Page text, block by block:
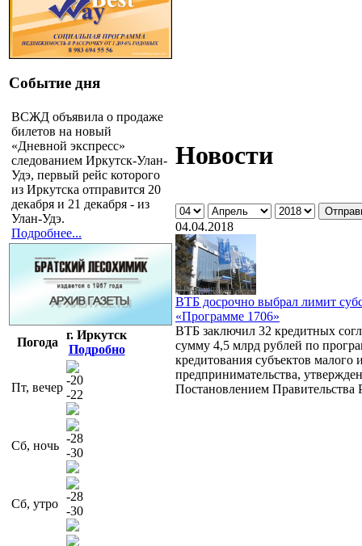
Событие дня
ВСЖД объявила о продаже
билетов на новый
«Дневной экспресс»
следованием Иркутск-Улан-
Удэ, первый рейс которого
из Иркутска отправится 20
декабря и 21 декабря - из
Улан-Удэ.
Подробнее...
Погода
г. Иркутск
Подробно
Пт, вечер
-20
-22
Сб, ночь
-28
-30
Сб, утро
-28
-30
Новости
04.04.2018
ВТБ досрочно выбрал лимит
«Программе 1706»
ВТБ заключил 32 кредитных
сумму 4,5 млрд рублей по
кредитования субъектов малого
предпринимательства,
Постановлением